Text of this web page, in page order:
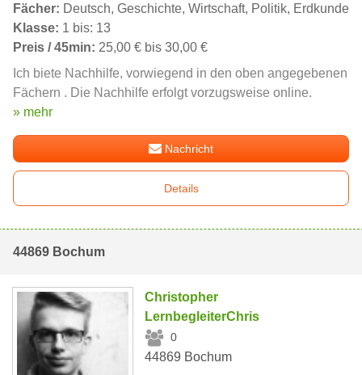
Fächer: Deutsch, Geschichte, Wirtschaft, Politik, Erdkunde
Klasse: 1 bis: 13
Preis / 45min: 25,00 € bis 30,00 €
Ich biete Nachhilfe, vorwiegend in den oben angegebenen
Fächern . Die Nachhilfe erfolgt vorzugsweise online.
» mehr
Nachricht
Details
44869 Bochum
Christopher
LernbegleiterChris
0
44869 Bochum